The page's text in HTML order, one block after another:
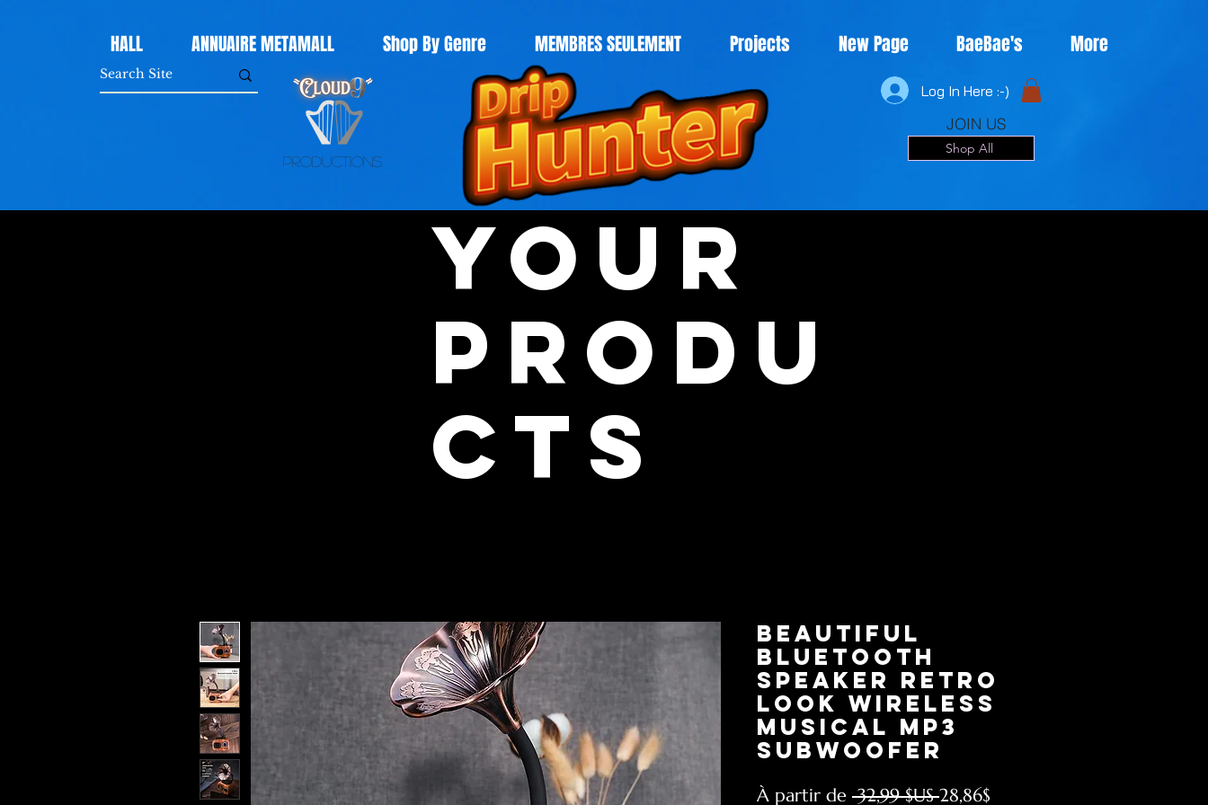
HALL ANNUAIRE METAMALL Shop By Genre MEMBRES SEULEMENT Projects New Page BaeBae's More
Log In Here :-)
JOIN US
Productions
Shop All
Beautiful
Bluetooth
Speaker Retro
Look Wireless
Musical MP3
Subwoofer
À partir de 32,99 $US Prix
28,86$
Your
Produ
cts